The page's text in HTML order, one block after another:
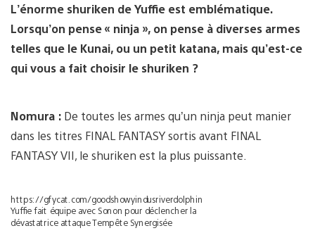
L’énorme shuriken de Yuffie est emblématique.
Lorsqu’on pense « ninja », on pense à diverses armes
telles que le Kunai, ou un petit katana, mais qu’est-ce
qui vous a fait choisir le shuriken ?
Nomura : De toutes les armes qu’un ninja peut manier
dans les titres FINAL FANTASY sortis avant FINAL
FANTASY VII, le shuriken est la plus puissante.
https://gfycat.com/goodshowyindusriverdolphin
Yuffie fait équipe avec Sonon pour déclencher la
dévastatrice attaque Tempête Synergisée